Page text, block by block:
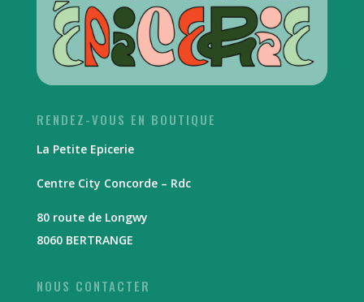
RENDEZ-VOUS EN BOUTIQUE
La Petite Epicerie
Centre City Concorde – Rdc
80 route de Longwy
8060 BERTRANGE
NOUS CONTACTER